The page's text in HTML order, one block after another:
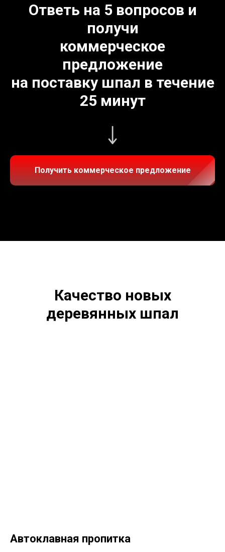
Ответь на 5 вопросов и
получи
коммерческое
предложение
на поставку шпал в течение
25 минут
Получить коммерческое предложение
Качество новых
деревянных шпал
Автоклавная пропитка